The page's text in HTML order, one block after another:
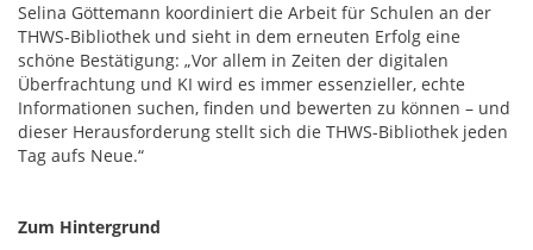
Selina Göttemann koordiniert die Arbeit für Schulen an der
THWS-Bibliothek und sieht in dem erneuten Erfolg eine
schöne Bestätigung: „Vor allem in Zeiten der digitalen
Überfrachtung und KI wird es immer essenzieller, echte
Informationen suchen, finden und bewerten zu können – und
dieser Herausforderung stellt sich die THWS-Bibliothek jeden
Tag aufs Neue.“
Zum Hintergrund